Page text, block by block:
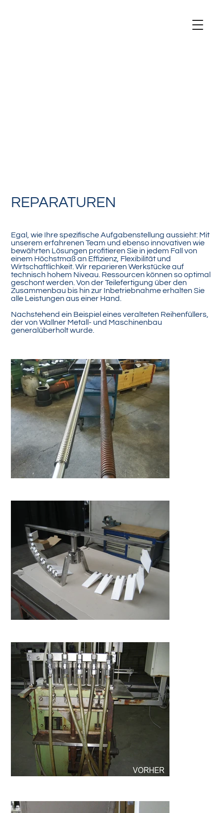
Egal, wie Ihre spezifische Aufgabenstellung aussieht: Mit
unserem erfahrenen Team und ebenso innovativen wie
bewährten Lösungen profitieren Sie in jedem Fall von
einem Höchstmaß an Effizienz, Flexibilität und
Wirtschaftlichkeit. Wir reparieren Werkstücke auf
technisch hohem Niveau. Ressourcen können so optimal
geschont werden. Von der Teilefertigung über den
Zusammenbau bis hin zur Inbetriebnahme erhalten Sie
alle Leistungen aus einer Hand.
Nachstehend ein Beispiel eines veralteten Reihenfüllers,
der von Wallner Metall- und Maschinenbau
generalüberholt wurde.
REPARATUREN